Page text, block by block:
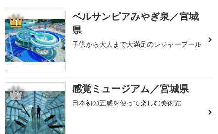
1
ベルサンピアみやぎ泉／宮城
県
子供から大人まで大満足のレジャープール
2 感覚ミュージアム／宮城県
日本初の五感を使って楽しむ美術館